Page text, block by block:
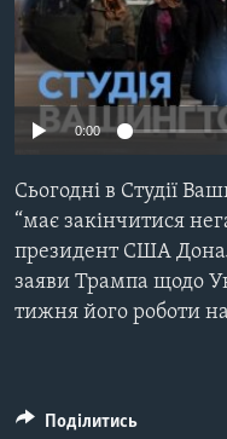
СУСПІЛЬСТВО
ЕКОНОМІКА
ІСТОРІЇ УСПІХУ
ТЕЛЕПРОГРАМИ
ЧАС-TIME
БРИФІНГ ГОЛОСУ
ВІКНО В АМЕРИКУ
ПРАЙМ-ТАЙМ
ПОГЛЯД З
ENGLISH
Learning English
МИ В СОЦМЕРЕЖАХ
No media
0:00
Сьогодні в Студії
“має закінчитися
президент США
заяви Трампа щодо
тижня його роботи
Поділитись